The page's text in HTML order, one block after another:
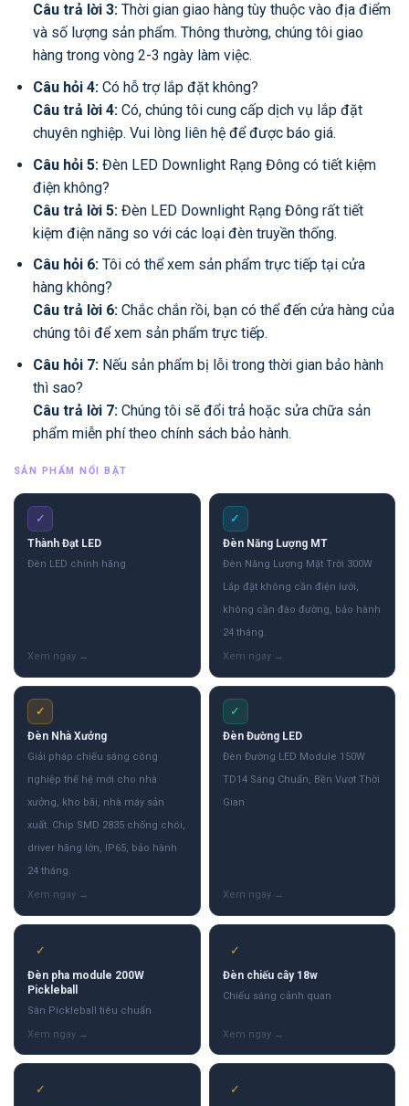
Câu trả lời 3:Thời gian giao hàng tùy thuộc vào địa điểm
và số lượng sản phẩm. Thông thường, chúng tôi giao
hàng trong vòng 2-3 ngày làm việc.
Câu hỏi 4:Có hỗ trợ lắp đặt không?
Câu trả lời 4:Có, chúng tôi cung cấp dịch vụ lắp đặt
chuyên nghiệp. Vui lòng liên hệ để được báo giá.
Câu hỏi 5:Đèn LED Downlight Rạng Đông có tiết kiệm
điện không?
Câu trả lời 5:Đèn LED Downlight Rạng Đông rất tiết
kiệm điện năng so với các loại đèn truyền thống.
Câu hỏi 6:Tôi có thể xem sản phẩm trực tiếp tại cửa
hàng không?
Câu trả lời 6:Chắc chắn rồi, bạn có thể đến cửa hàng của
chúng tôi để xem sản phẩm trực tiếp.
Câu hỏi 7:Nếu sản phẩm bị lỗi trong thời gian bảo hành
thì sao?
Câu trả lời 7:Chúng tôi sẽ đổi trả hoặc sửa chữa sản
phẩm miễn phí theo chính sách bảo hành.
SẢN PHẨM NỔI BẬT
✓
Thành Đạt LED
Đèn LED chính hãng
✓
Đèn Năng Lượng MT
Đèn Năng Lượng Mặt Trời 300W
Lắp đặt không cần điện lưới,
không cần đào đường, bảo hành
24 tháng.
✓
Đèn Nhà Xưởng
Giải pháp chiếu sáng công
nghiệp thế hệ mới cho nhà
xưởng, kho bãi, nhà máy sản
xuất. Chip SMD 2835 chống chói,
driver hãng lớn, IP65, bảo hành
24 tháng.
✓
Đèn Đường LED
Đèn Đường LED Module 150W
TD14 Sáng Chuẩn, Bền Vượt Thời
Gian
✓
Đèn pha module 200W
Pickleball
Sân Pickleball tiêu chuẩn
✓
Đèn chiếu cây 18w
Chiếu sáng cảnh quan
✓ ✓